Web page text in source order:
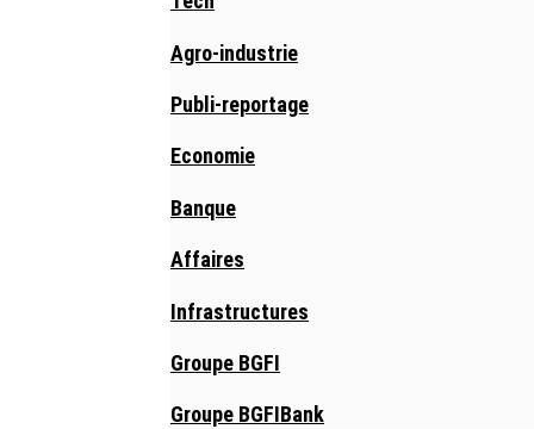
Agro-industrie
Publi-reportage
Economie
Banque
Affaires
Infrastructures
Groupe BGFI
Groupe BGFIBank